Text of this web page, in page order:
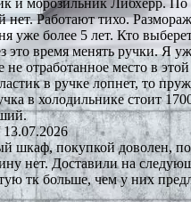
нет. Работают тихо.
уже более 5 лет. Кто
это время менять ручки. Я
не отработанное место в этой
в ручке лопнет, то
в холодильнике стоит
шкаф, покупкой доволен,
нет. Доставили на
тк больше, чем у них